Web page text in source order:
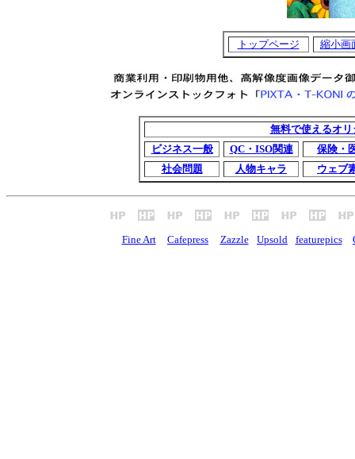
トップページ 縮小画
無料で使えるオ
ビジネス一般
QC・ISO関連
保険・
社会問題
人物キャラ ウェブ
Fine Art Cafepress Zazzle Upsold featurepics